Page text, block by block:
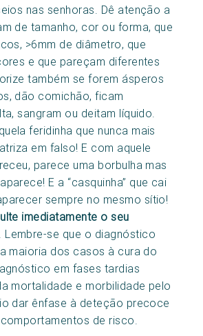
nas senhoras. Dê atenção a
de tamanho, cor ou forma, que
>6mm de diâmetro, que
e que pareçam diferentes
também se forem ásperos
dão comichão, ficam
sangram ou deitam líquido.
feridinha que nunca mais
em falso! E com aquele
parece uma borbulha mas
E a “casquinha” que cai
sempre no mesmo sítio!
imediatamente o seu
. Lembre-se que o diagnóstico
maioria dos casos à cura do
em fases tardias
mortalidade e morbilidade pelo
dar ênfase à deteção precoce
de risco.